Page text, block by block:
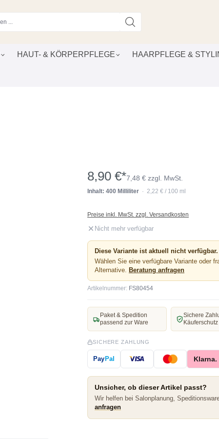
HAUT- & KÖRPERPFLEGE HAARPFLEGE &
8,90 €*7,48 € zzgl. MwSt.
Inhalt: 400 Milliliter · 2,22 € / 100 ml
Preise inkl. MwSt. zzgl. Versandkosten
Nicht mehr verfügbar
Diese Variante ist aktuell nicht verfügbar.
Wählen Sie eine verfügbare Variante oder
Alternative. Beratung anfragen
Artikelnummer: FS80454
Paket & Spedition
passend zur Ware
Sichere
Käuferschutz
SICHERE ZAHLUNG
PayPal Klarna.
Unsicher, ob dieser Artikel passt?
Wir helfen bei Salonplanung,
anfragen